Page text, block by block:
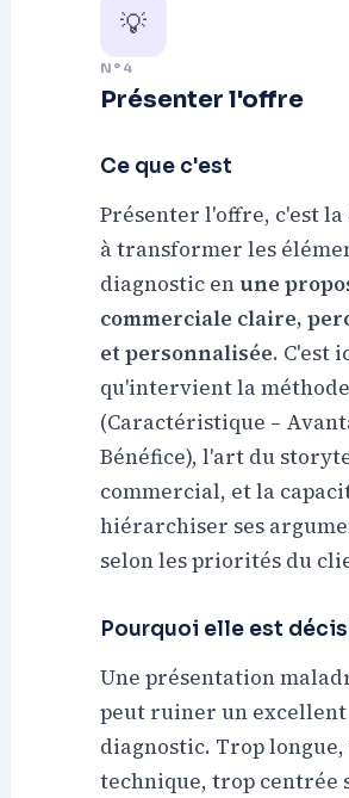
💡
N°4
Présenter l'offre
Ce que c'est
Présenter l'offre, c'est la
à transformer les
diagnostic enune
commerciale claire,
et personnalisée. C'est
qu'intervient la
(Caractéristique –
Bénéfice), l'art du
commercial, et la
hiérarchiser ses
selon les priorités du
Pourquoi elle est
Une présentation
peut ruiner un excellent
diagnostic. Trop
technique, trop centrée